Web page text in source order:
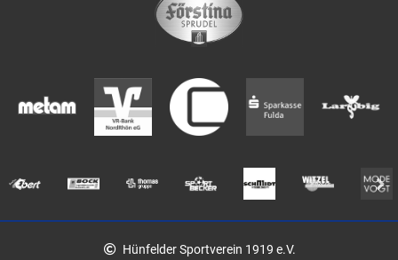
Hünfelder Sportverein 1919 e.V.